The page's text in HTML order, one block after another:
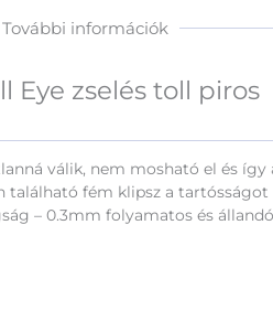
További információk
Eye zselés toll piros
válik, nem mosható el és
fém klipsz a
– 0.3mm folyamatos és